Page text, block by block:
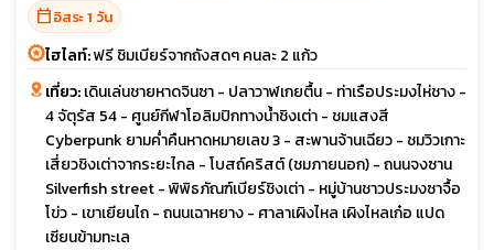
calendar_todayอิสระ 1 วัน
ไฮไลท์:ฟรี ชิมเบียร์จากถังสดๆ คนละ 2 แก้ว
เที่ยว:เดินเล่นชายหาดจินซา - ปลาวาฬเกยตื้น - ท่าเรือประมงไห่ชาง -
4 จัตุรัส 54 - ศูนย์กีฬาโอลิมปิกทางน้ำชิงเต่า - ชมแสงสี
Cyberpunk ยามค่ำคืนหาดหมายเลข 3 - สะพานจ้านเฉียว - ชมวิวเกาะ
เสี่ยวชิงเต่าจากระยะไกล - โบสถ์คริสต์ (ชมภายนอก) - ถนนจงซาน
Silverfish street - พิพิธภัณฑ์เบียร์ชิงเต่า - หมู่บ้านชาวประมงซาจื้อ
โข่ว - เขาเยียนไถ - ถนนเฉาหยาง - ศาลาเผิงไหล เผิงไหลเก๋อ แปด
เซียนข้ามทะเล